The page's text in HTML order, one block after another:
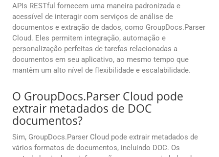
APIs RESTful fornecem uma maneira padronizada e
acessível de interagir com serviços de análise de
documentos e extração de dados, como GroupDocs.Parser
Cloud. Eles permitem integração, automação e
personalização perfeitas de tarefas relacionadas a
documentos em seu aplicativo, ao mesmo tempo que
mantêm um alto nível de flexibilidade e escalabilidade.
O GroupDocs.Parser Cloud pode
extrair metadados de DOC
documentos?
Sim, GroupDocs.Parser Cloud pode extrair metadados de
vários formatos de documentos, incluindo DOC. Os